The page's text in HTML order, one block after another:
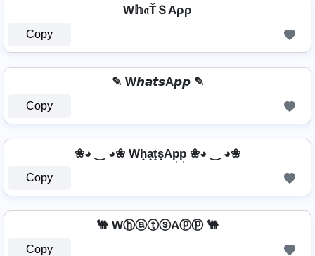
W𝕙𝔞ŤＳAρρ
Copy
✎ W𝙝𝙖𝙩𝙨A𝙥𝙥 ✎
Copy
❀◕ ‿ ◕❀ Wh̟a̟t̟s̟Ap̟p̟ ❀◕ ‿ ◕❀
Copy
🐫 WⓗⓐⓣⓢAⓟⓟ 🐫
Copy